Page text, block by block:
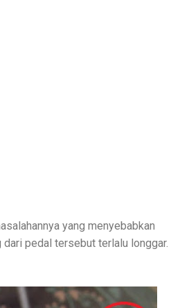
yang menyebabkan
dari pedal tersebut terlalu longgar.